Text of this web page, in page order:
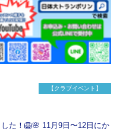
【クラブイベント】
た！🦁🌸 11月9日〜12日にか